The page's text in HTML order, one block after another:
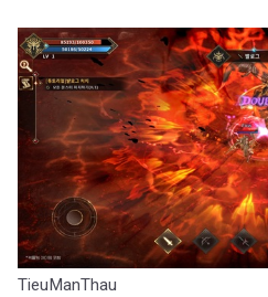
TieuManThau